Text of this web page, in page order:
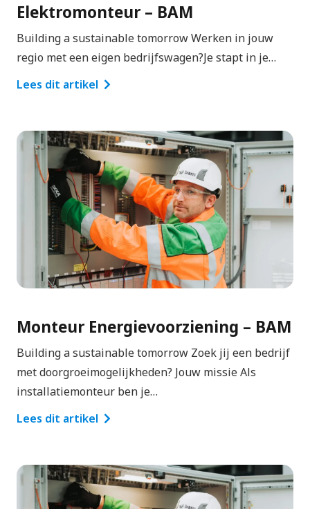
Elektromonteur – BAM
Building a sustainable tomorrow Werken in jouw
regio met een eigen bedrijfswagen?Je stapt in je…
Lees dit artikel
Monteur Energievoorziening – BAM
Building a sustainable tomorrow Zoek jij een bedrijf
met doorgroeimogelijkheden? Jouw missie Als
installatiemonteur ben je…
Lees dit artikel